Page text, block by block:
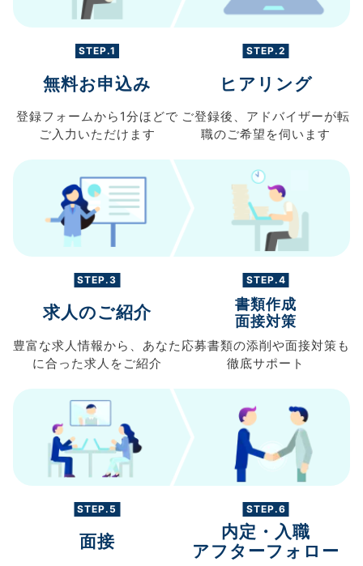
STEP.1
無料お申込み
登録フォームから 1分ほどで
ご入力 いただけます
STEP.2
ヒアリング
ご登録後、 アドバイザーが転
職のご希望を伺います
STEP.3
求人のご紹介
豊富な求人情報から、 あなた
に合った求人を ご紹介
STEP.4
書類作成
面接対策
応募書類の添削や面接対策も
徹底サポート
STEP.5
面接
STEP.6
内定・入職
アフターフォロー